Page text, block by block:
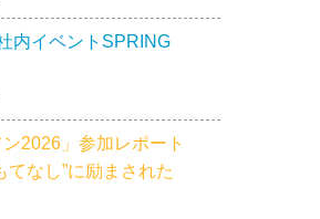
内イベントSPRING
ン2026」参加レポート
なし”に励まされた